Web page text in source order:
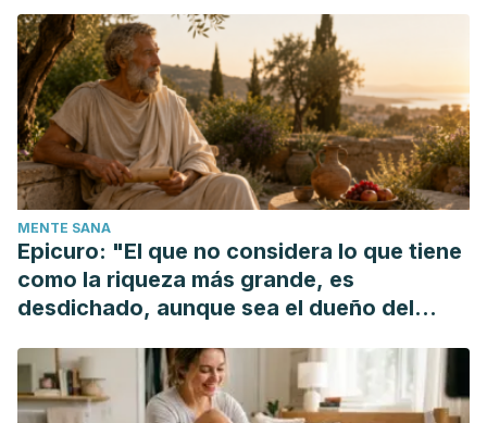
MENTE SANA
Epicuro: "El que no considera lo que tiene
como la riqueza más grande, es
desdichado, aunque sea el dueño del